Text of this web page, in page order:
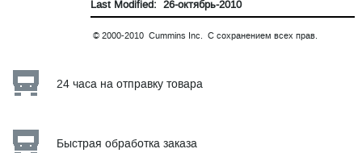
Last Modified: 26-октябрь-2010
© 2000-2010 Cummins Inc. С сохранением всех прав.
24 часа на отправку товара
Быстрая обработка заказа